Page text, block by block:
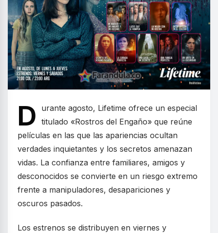
D
urante agosto, Lifetime ofrece un especial
titulado «Rostros del Engaño» que reúne
películas en las que las apariencias ocultan
verdades inquietantes y los secretos amenazan
vidas. La confianza entre familiares, amigos y
desconocidos se convierte en un riesgo extremo
frente a manipuladores, desapariciones y
oscuros pasados.
Los estrenos se distribuyen en viernes y